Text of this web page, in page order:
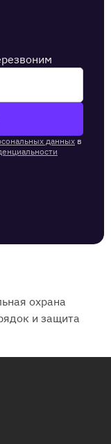
данных в
охрана
и защита